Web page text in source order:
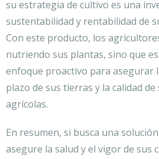
su estrategia de cultivo es una
sustentabilidad y rentabilidad de
Con este producto, los
nutriendo sus plantas, sino que
enfoque proactivo para asegurar
plazo de sus tierras y la calidad
agrícolas.
En resumen, si busca una
asegure la salud y el vigor de sus